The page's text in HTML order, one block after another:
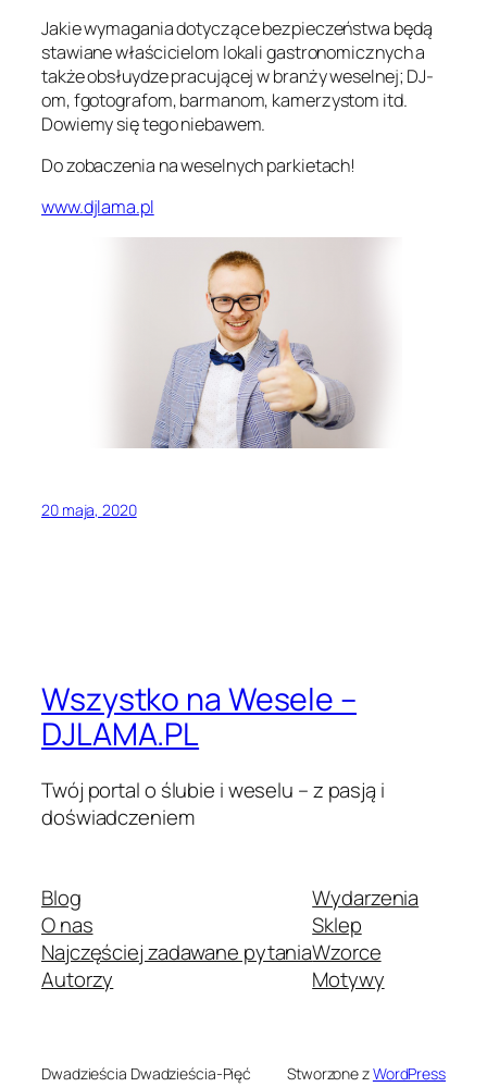
Jakie wymagania dotyczące bezpieczeństwa będą
stawiane właścicielom lokali gastronomicznych a
także obsłuydze pracującej w branży weselnej; DJ-
om, fgotografom, barmanom, kamerzystom itd.
Dowiemy się tego niebawem.
Do zobaczenia na weselnych parkietach!
www.djlama.pl
20 maja, 2020
Wszystko na Wesele –
DJLAMA.PL
Twój portal o ślubie i weselu – z pasją i
doświadczeniem
Blog
O nas
Najczęściej zadawane pytania
Autorzy
Wydarzenia
Sklep
Wzorce
Motywy
Dwadzieścia Dwadzieścia-Pięć Stworzone zWordPress